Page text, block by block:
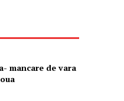
mancare de vara